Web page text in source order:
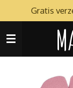
direct
naar
Gratis